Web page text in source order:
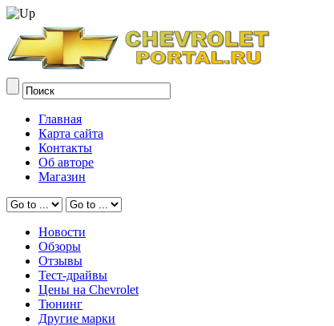
Главная
Карта сайта
Контакты
Об авторе
Магазин
Новости
Обзоры
Отзывы
Тест-драйвы
Цены на Chevrolet
Тюнинг
Другие марки